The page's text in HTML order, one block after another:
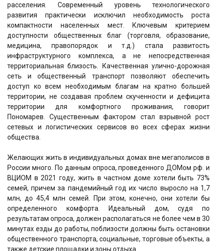
расселения. Современный уровень технологического
развития практически исключил необходимость роста
компактности населенных мест. Ключевым критерием
доступности общественных благ (торговля, образование,
медицина, правопорядок и т.д.) стала развитость
инфраструктурного комплекса, а не непосредственная
территориальная близость. Качественная улично-дорожная
сеть и общественный транспорт позволяют обеспечить
доступ ко всем необходимым благам на кратно большей
территории, не создавая проблем скученности и дефицита
территории для комфортного проживания, говорит
Пономарев. Существенным фактором стал взрывной рост
сетевых и логистических сервисов во всех сферах жизни
общества.
Желающих жить в индивидуальных домах вне мегаполисов в
России много. По данным опроса, проведенного ДОМом рф. и
ВЦИОМ в 2021 году, жить в частном доме хотели быть 73%
семей, причем за пандемийный год их число выросло на 1,7
млн, до 45,4 млн семей. При этом, конечно, они хотели бы
определенного комфорта. Идеальный дом, судя по
результатам опроса, должен располагаться не более чем в 30
минутах езды до работы, поблизости должны быть остановки
общественного транспорта, социальные, торговые объекты, а
также детские площадки и зоны отдыха.